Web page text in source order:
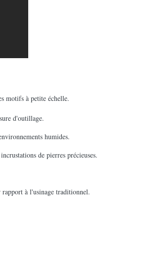
motifs à petite échelle.
d'outillage.
humides.
de pierres précieuses.
rapport à l'usinage traditionnel.